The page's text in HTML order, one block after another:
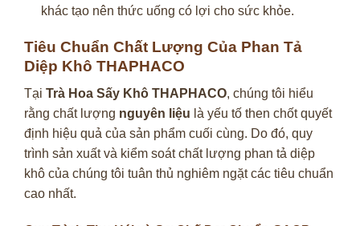
khác tạo nên thức uống có lợi cho sức khỏe.
Tiêu Chuẩn Chất Lượng Của Phan Tả
Diệp Khô THAPHACO
Tại Trà Hoa Sấy Khô THAPHACO, chúng tôi hiểu
rằng chất lượng nguyên liệu là yếu tố then chốt quyết
định hiệu quả của sản phẩm cuối cùng. Do đó, quy
trình sản xuất và kiểm soát chất lượng phan tả diệp
khô của chúng tôi tuân thủ nghiêm ngặt các tiêu chuẩn
cao nhất.